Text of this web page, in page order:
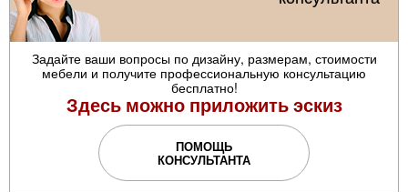
Задайте ваши вопросы по дизайну, размерам, стоимости
мебели и получите профессиональную консультацию
бесплатно!
Здесь можно приложить эскиз
ПОМОЩЬ
КОНСУЛЬТАНТА